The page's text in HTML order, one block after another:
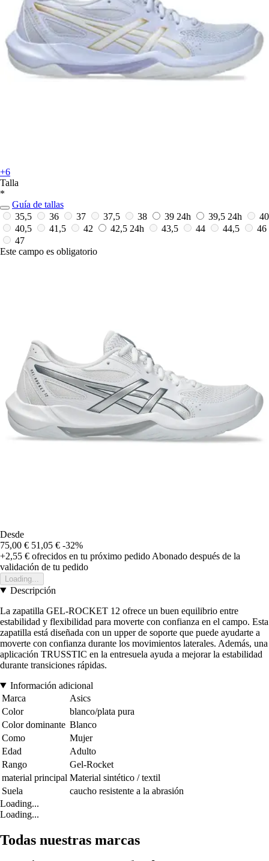
+6
Talla
*
Guía de tallas
35,5
36 37 37,5 38 39 24h 39,5 24h
40
40,5
41,5 42 42,5 24h 43,5 44 44,5
46
47
Este campo es obligatorio
Desde
75,00 € 51,05 € -32%
+2,55 € ofrecidos en tu próximo pedido Abonado después de la
validación de tu pedido
Loading...
Descripción
La zapatilla GEL-ROCKET 12 ofrece un buen equilibrio entre
estabilidad y flexibilidad para moverte con confianza en el campo. Esta
zapatilla está diseñada con un upper de soporte que puede ayudarte a
moverte con confianza durante los movimientos laterales. Además, una
aplicación TRUSSTIC en la entresuela ayuda a mejorar la estabilidad
durante transiciones rápidas.
Información adicional
Marca
Asics
Color
blanco/plata pura
Color dominante Blanco
Como
Mujer
Edad
Adulto
Rango
Gel-Rocket
material principal Material sintético / textil
Suela
caucho resistente a la abrasión
Loading...
Loading...
Todas nuestras marcas